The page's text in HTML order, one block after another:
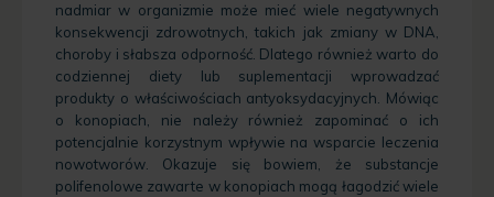
nadmiar w organizmie może mieć wiele negatywnych
konsekwencji zdrowotnych, takich jak zmiany w DNA,
choroby i słabsza odporność. Dlatego również warto do
codziennej diety lub suplementacji wprowadzać
produkty o właściwościach antyoksydacyjnych. Mówiąc
o konopiach, nie należy również zapominać o ich
potencjalnie korzystnym wpływie na wsparcie leczenia
nowotworów. Okazuje się bowiem, że substancje
polifenolowe zawarte w konopiach mogą łagodzić wiele